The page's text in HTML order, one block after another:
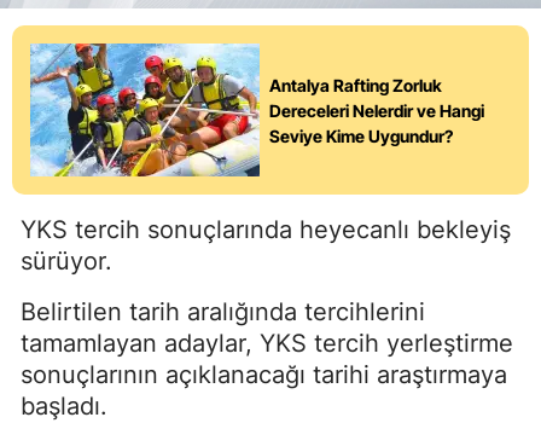
Antalya Rafting Zorluk
Dereceleri Nelerdir ve Hangi
Seviye Kime Uygundur?
YKS tercih sonuçlarında heyecanlı bekleyiş
sürüyor.
Belirtilen tarih aralığında tercihlerini
tamamlayan adaylar, YKS tercih yerleştirme
sonuçlarının açıklanacağı tarihi araştırmaya
başladı.